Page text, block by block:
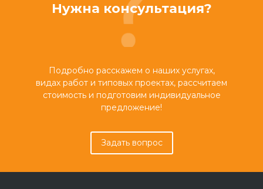
Нужна консультация?
Подробно расскажем о наших услугах,
видах работ и типовых проектах, рассчитаем
стоимость и подготовим индивидуальное
предложение!
Задать вопрос